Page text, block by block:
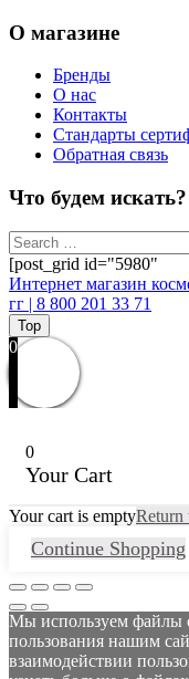
О магазине
Бренды
О нас
Контакты
Стандарты
Обратная связь
Что будем искать?
[post_grid id="5980"
Интернет магазин
гг | 8 800 201 33 71
Top
0
0
Your Cart
Your cart is emptyReturn
Continue Shopping
Мы используем файлы
пользования нашим
взаимодействии